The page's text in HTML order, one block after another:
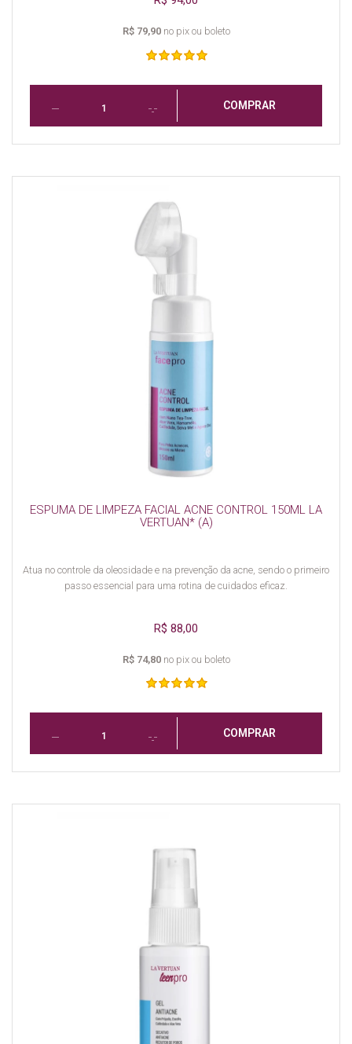
R$ 79,90no pix ou boleto
COMPRAR
ESPUMA DE LIMPEZA FACIAL ACNE CONTROL 150ML LA
VERTUAN* (A)
Atua no controle da oleosidade e na prevenção da acne, sendo o primeiro
passo essencial para uma rotina de cuidados eficaz.
R$ 88,00
R$ 74,80no pix ou boleto
COMPRAR